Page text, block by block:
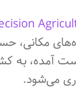
مکانی،
آمده، به
می‌شود.